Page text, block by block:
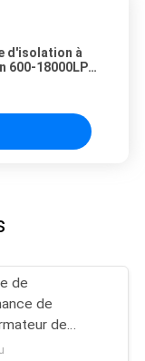
d'isolation à
600-18000LPH
de
de
de
à haute